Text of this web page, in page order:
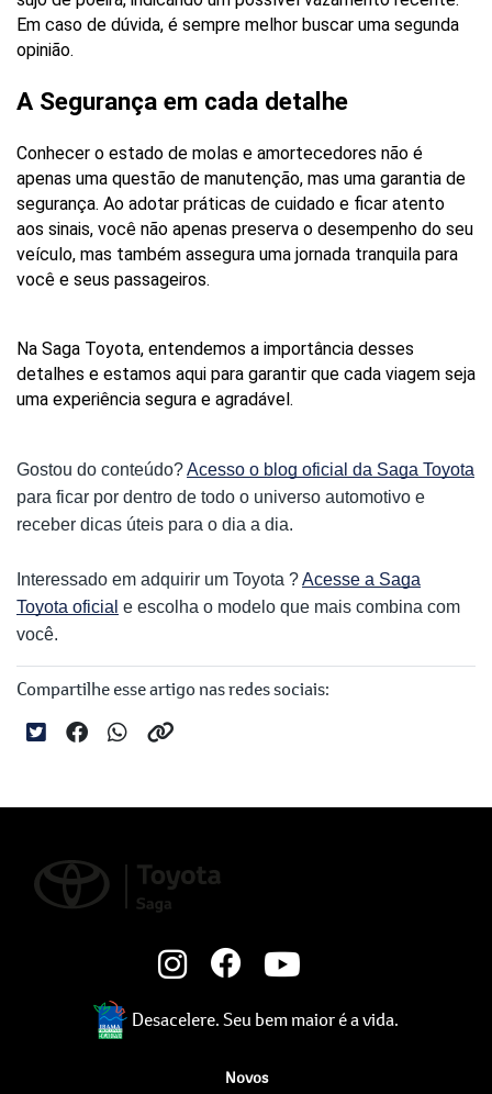
Em caso de dúvida, é sempre melhor buscar uma segunda
opinião.
A Segurança em cada detalhe
Conhecer o estado de molas e amortecedores não é
apenas uma questão de manutenção, mas uma garantia de
segurança. Ao adotar práticas de cuidado e ficar atento
aos sinais, você não apenas preserva o desempenho do seu
veículo, mas também assegura uma jornada tranquila para
você e seus passageiros.
Na Saga Toyota, entendemos a importância desses
detalhes e estamos aqui para garantir que cada viagem seja
uma experiência segura e agradável.
Gostou do conteúdo?Acesso o blog oficial da Saga Toyota
para ficar por dentro de todo o universo automotivo e
receber dicas úteis para o dia a dia.
Interessado em adquirir um Toyota ?Acesse a Saga
Toyota oficial e escolha o modelo que mais combina com
você.
Compartilhe esse artigo nas redes sociais:
Desacelere. Seu bem maior é a vida.
Novos